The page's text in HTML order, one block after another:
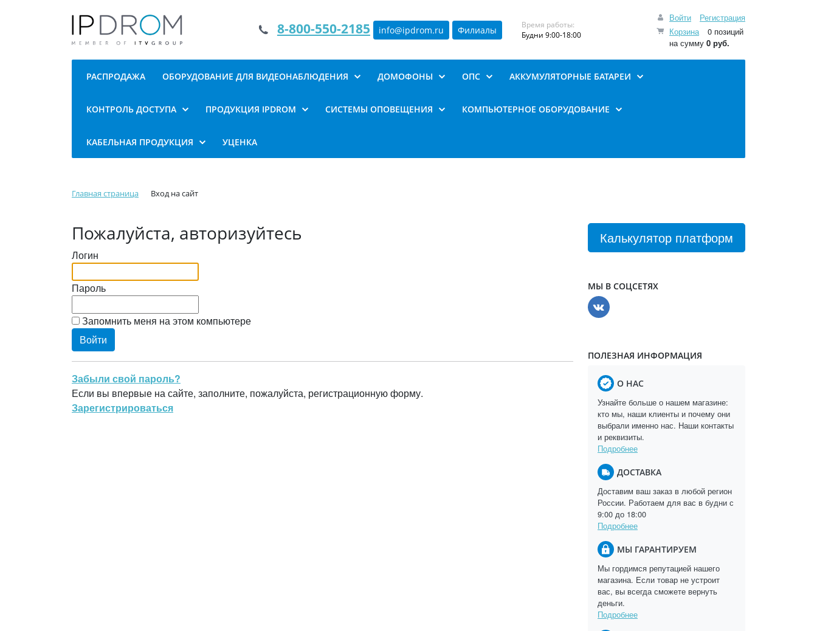
Войти
Регистрация
Корзина
0 позиций
на сумму 0 руб.
8-800-550-2185 info@ipdrom.ru Филиалы
Время работы:
Будни 9:00-18:00
РАСПРОДАЖА ОБОРУДОВАНИЕ ДЛЯ ВИДЕОНАБЛЮДЕНИЯ ДОМОФОНЫ ОПС АККУМУЛЯТОРНЫЕ БАТАРЕИ
КОНТРОЛЬ ДОСТУПА ПРОДУКЦИЯ IPDROM СИСТЕМЫ ОПОВЕЩЕНИЯ КОМПЬЮТЕРНОЕ ОБОРУДОВАНИЕ
КАБЕЛЬНАЯ ПРОДУКЦИЯ УЦЕНКА
Главная страница Вход на сайт
Пожалуйста, авторизуйтесь
Логин
Пароль
Запомнить меня на этом компьютере
Забыли свой пароль?
Если вы впервые на сайте, заполните, пожалуйста, регистрационную форму.
Зарегистрироваться
Калькулятор платформ
МЫ В СОЦСЕТЯХ
ПОЛЕЗНАЯ ИНФОРМАЦИЯ
О НАС
Узнайте больше о нашем магазине:
кто мы, наши клиенты и почему они
выбрали именно нас. Наши контакты
и реквизиты.
Подробнее
ДОСТАВКА
Доставим ваш заказ в любой регион
России. Работаем для вас в будни с
9:00 до 18:00
Подробнее
МЫ ГАРАНТИРУЕМ
Мы гордимся репутацией нашего
магазина. Если товар не устроит
вас, вы всегда сможете вернуть
деньги.
Подробнее